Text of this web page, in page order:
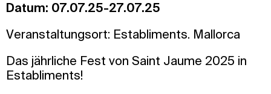
Datum: 07.07.25-27.07.25
Veranstaltungsort: Establiments. Mallorca
Das jährliche Fest von Saint Jaume 2025 in
Establiments!